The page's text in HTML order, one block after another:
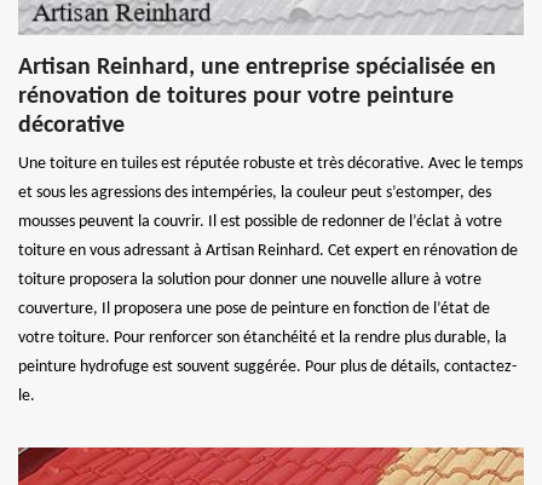
Artisan Reinhard, une entreprise spécialisée en
rénovation de toitures pour votre peinture
décorative
Une toiture en tuiles est réputée robuste et très décorative. Avec le temps
et sous les agressions des intempéries, la couleur peut s’estomper, des
mousses peuvent la couvrir. Il est possible de redonner de l’éclat à votre
toiture en vous adressant à Artisan Reinhard. Cet expert en rénovation de
toiture proposera la solution pour donner une nouvelle allure à votre
couverture, Il proposera une pose de peinture en fonction de l’état de
votre toiture. Pour renforcer son étanchéité et la rendre plus durable, la
peinture hydrofuge est souvent suggérée. Pour plus de détails, contactez-
le.